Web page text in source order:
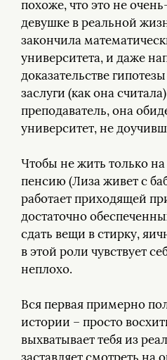
похоже, что это не
девушке в реальной
закончила
университета, и даже
доказательстве
заслуги (как она
преподаватель, она
университет, не
Чтобы не жить только
пенсию (Лиза живет с
работает приходящей
достаточно
сдать вещи в стирку,
в этой роли чувствует
неплохо.
Вся первая примерно
истории – просто
выхватывает тебя из